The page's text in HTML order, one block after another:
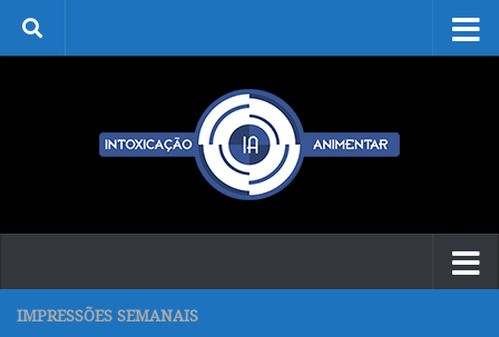
Skip to content
IMPRESSÕES SEMANAIS